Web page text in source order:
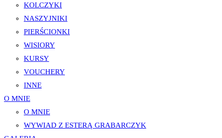
KOLCZYKI
NASZYJNIKI
PIERŚCIONKI
WISIORY
KURSY
VOUCHERY
INNE
O MNIE
O MNIE
WYWIAD Z ESTERĄ GRABARCZYK